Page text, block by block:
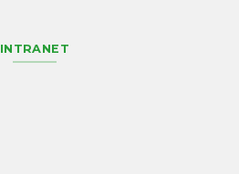
INTRANET